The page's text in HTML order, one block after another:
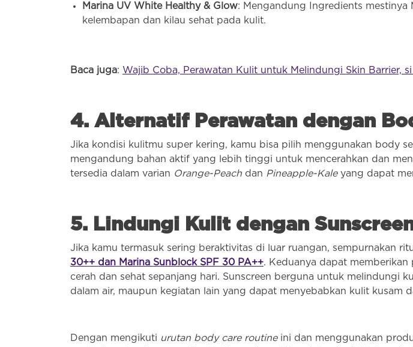
Marina UV White Healthy & Glow: Mengandung Ingredients mestinya
kelembapan dan kilau sehat pada kulit.
Baca juga: Wajib Coba, Perawatan Kulit untuk Melindungi Skin Barrier,
4. Alternatif Perawatan dengan
Jika kondisi kulitmu super kering, kamu bisa pilih menggunakan body
mengandung bahan aktif yang lebih tinggi untuk mencerahkan dan
tersedia dalam varian Orange-Peach dan Pineapple-Kaleyang dapat
5. Lindungi Kulit dengan
Jika kamu termasuk sering beraktivitas di luar ruangan, sempurnakan
30++ dan Marina Sunblock SPF 30 PA++. Keduanya dapat
cerah dan sehat sepanjang hari. Sunscreen berguna untuk melindungi
dalam air, maupun kegiatan lain yang dapat menyebabkan kulit kusam
Dengan mengikuti urutan body care routineini dan menggunakan